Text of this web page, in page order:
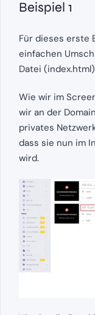
Beispiel 1
Für dieses erste
einfachen
Datei
Wie wir im
wir an der
privates
dass sie nun im
wird.